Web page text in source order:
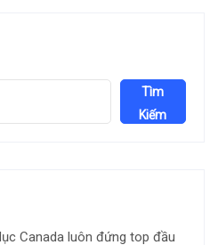
Tìm
Kiếm
Canada luôn đứng top đầu